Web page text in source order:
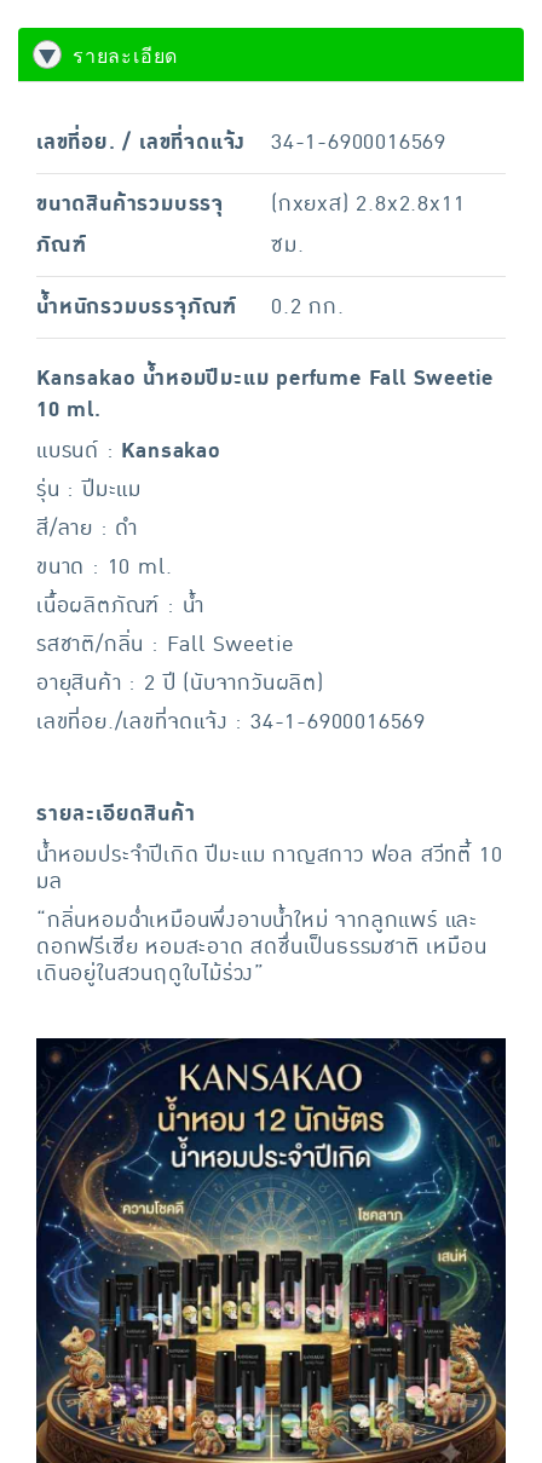
รายละเอียด
เลขที่อย. / เลขที่จดแจ้ง
34-1-6900016569
ขนาดสินค้ารวมบรรจุ
ภัณฑ์
(กxยxส) 2.8x2.8x11
ซม.
น้ำหนักรวมบรรจุภัณฑ์
0.2 กก.
Kansakao น้ำหอมปีมะแม perfume Fall Sweetie
10 ml.
แบรนด์ : Kansakao
รุ่น : ปีมะแม
สี/ลาย : ดำ
ขนาด : 10 ml.
เนื้อผลิตภัณฑ์ : น้ำ
รสชาติ/กลิ่น : Fall Sweetie
อายุสินค้า : 2 ปี (นับจากวันผลิต)
เลขที่อย./เลขที่จดแจ้ง : 34-1-6900016569
รายละเอียดสินค้า
น้ำหอมประจำปีเกิด ปีมะแม กาญสกาว ฟอล สวีทตี้ 10
มล
“กลิ่นหอมฉ่ำเหมือนพึ่งอาบน้ำใหม่ จากลูกแพร์ และ
ดอกฟรีเซีย หอมสะอาด สดชื่นเป็นธรรมชาติ เหมือน
เดินอยู่ในสวนฤดูใบไม้ร่วง”